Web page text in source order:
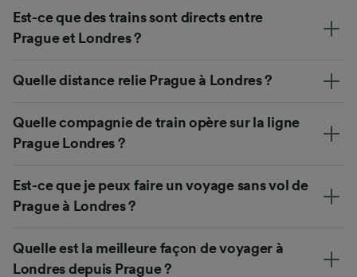
Est-ce que des trains sont directs entre
Prague et Londres ?
Quelle distance relie Prague à Londres ?
Quelle compagnie de train opère sur la ligne
Prague Londres ?
Est-ce que je peux faire un voyage sans vol de
Prague à Londres ?
Quelle est la meilleure façon de voyager à
Londres depuis Prague ?